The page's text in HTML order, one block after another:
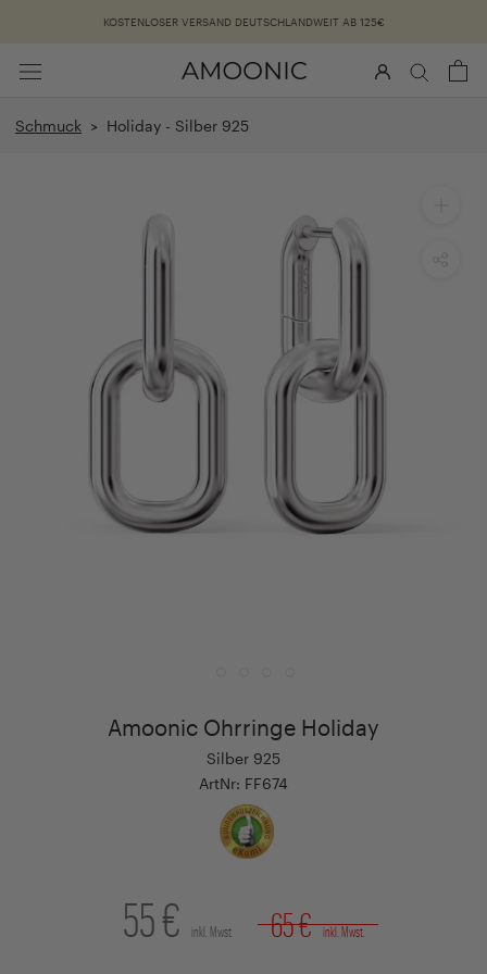
KOSTENLOSER VERSAND DEUTSCHLANDWEIT AB 125€
Schmuck > Holiday - Silber 925
Amoonic Ohrringe Holiday
Silber 925
ArtNr: FF674
55 € inkl. Mwst. 65 € inkl. Mwst.